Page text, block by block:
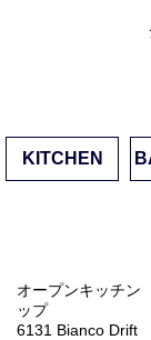
KITCHEN
オープンキッチン
ップ
6131 Bianco Drift